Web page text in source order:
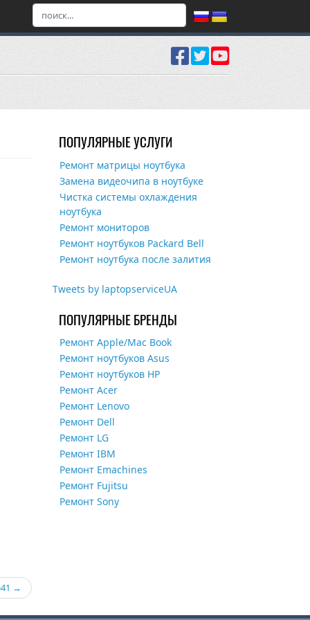
ПОПУЛЯРНЫЕ УСЛУГИ
Ремонт матрицы ноутбука
Замена видеочипа в ноутбуке
Чистка системы охлаждения
ноутбука
Ремонт мониторов
Ремонт ноутбуков Packard Bell
Ремонт ноутбука после залития
Tweets by laptopserviceUA
ПОПУЛЯРНЫЕ БРЕНДЫ
Ремонт Apple/Mac Book
Ремонт ноутбуков Asus
Ремонт ноутбуков HP
Ремонт Acer
Ремонт Lenovo
Ремонт Dell
Ремонт LG
Ремонт IBM
Ремонт Emachines
Ремонт Fujitsu
Ремонт Sony